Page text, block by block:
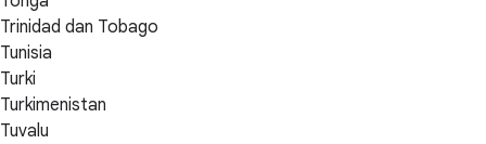
Trinidad dan Tobago
Tunisia
Turki
Turkimenistan
Tuvalu